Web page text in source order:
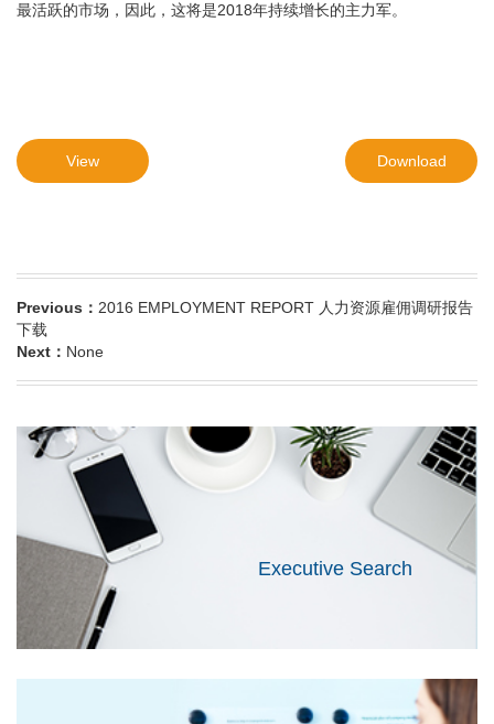
最活跃的市场，因此，这将是2018年持续增长的主力军。
View Download
Previous： 2016 EMPLOYMENT REPORT 人力资源雇佣调研报告
下载
Next： None
Executive Search